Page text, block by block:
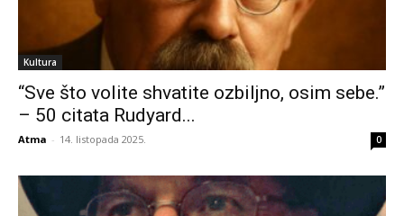
Kultura
“Sve što volite shvatite ozbiljno, osim sebe.”
– 50 citata Rudyard...
Atma - 14. listopada 2025. 0